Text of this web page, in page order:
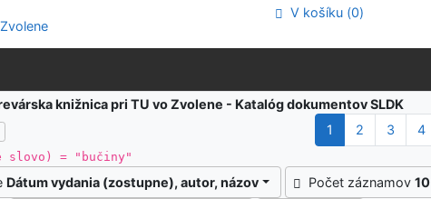
V košíku (0)
knižnica pri TU vo Zvolene - Katalóg dokumentov SLDK
1 2 3 4
slovo) = "bučiny"
Dátum vydania (zostupne), autor, názov Počet záznamov10